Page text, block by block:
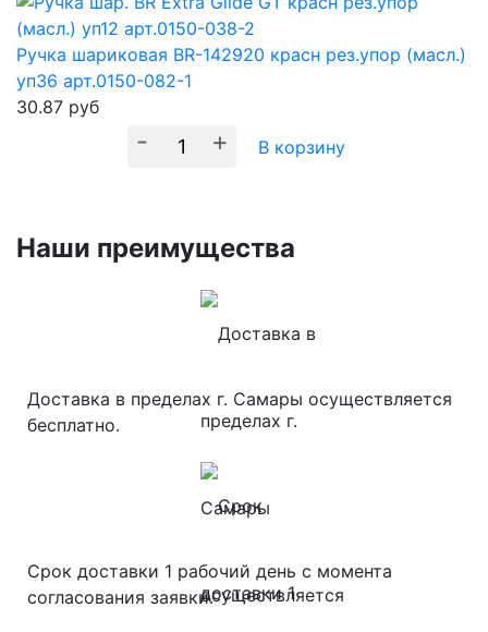
Ручка шариковая BR-142920 красн рез.упор (масл.)
уп36 арт.0150-082-1
30.87 руб
- + В корзину
Наши преимущества
Доставка в пределах г. Самары осуществляется
бесплатно.
Срок доставки 1 рабочий день с момента
согласования заявки.